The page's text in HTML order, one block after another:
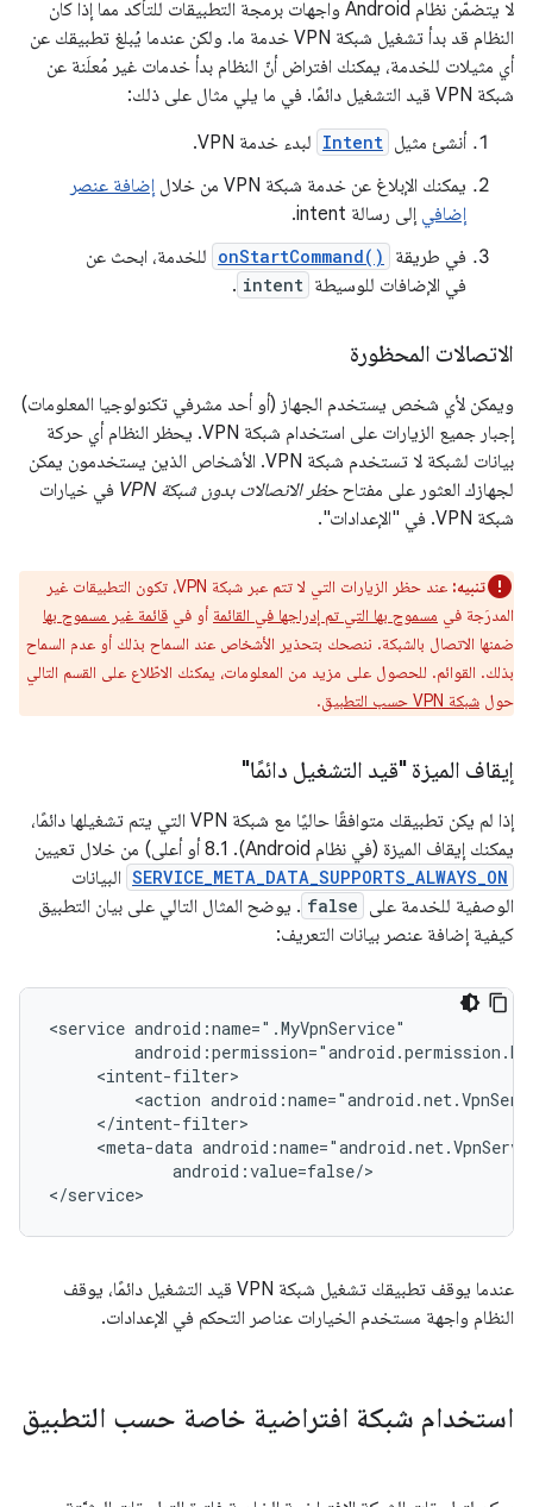
لا يتضمّن نظام Android واجهات برمجة التطبيقات للتأكد مما إذا كان
النظام قد بدأ تشغيل شبكة VPN خدمة ما. ولكن عندما يُبلغ تطبيقك عن
أي مثيلات للخدمة، يمكنك افتراض أنّ النظام بدأ خدمات غير مُعلَنة عن
شبكة VPN قيد التشغيل دائمًا. في ما يلي مثال على ذلك:
أنشئ مثيل Intent لبدء خدمة VPN.
يمكنك الإبلاغ عن خدمة شبكة VPN من خلال
إضافة عنصر
إضافي إلى رسالة intent.
في طريقة
onStartCommand() للخدمة، ابحث عن
في الإضافات للوسيطة intent
.
الاتصالات المحظورة
ويمكن لأي شخص يستخدم الجهاز (أو أحد مشرفي تكنولوجيا المعلومات)
إجبار جميع الزيارات على استخدام شبكة VPN. يحظر النظام أي حركة
بيانات لشبكة لا تستخدم شبكة VPN. الأشخاص الذين يستخدمون يمكن
لجهازك العثور على مفتاح حظر الاتصالات بدون شبكة VPN
في خيارات
شبكة VPN. في "الإعدادات".
تنبيه:
عند حظر الزيارات التي لا تتم عبر شبكة VPN، تكون التطبيقات غير
المدرَجة في مسموح بها التي تم إدراجها في القائمة أو في قائمة غير مسموح بها
ضمنها الاتصال بالشبكة. ننصحك بتحذير الأشخاص عند السماح بذلك أو عدم السماح
بذلك. القوائم. للحصول على مزيد من المعلومات، يمكنك الاطّلاع على القسم التالي
حول شبكة VPN حسب التطبيق .
إيقاف الميزة "قيد التشغيل دائمًا"
إذا لم يكن تطبيقك متوافقًا حاليًا مع شبكة VPN التي يتم تشغيلها دائمًا،
يمكنك إيقاف الميزة (في نظام Android). 8.1 أو أعلى) من خلال تعيين
SERVICE_META_DATA_SUPPORTS_ALWAYS_ON البيانات
الوصفية للخدمة على false . يوضح المثال التالي على بيان التطبيق
كيفية إضافة عنصر بيانات التعريف:
<service
<action
<meta-data
android:value=false/>
عندما يوقف تطبيقك تشغيل شبكة VPN قيد التشغيل دائمًا، يوقف
النظام واجهة مستخدم الخيارات عناصر التحكم في الإعدادات.
استخدام شبكة افتراضية خاصة حسب التطبيق